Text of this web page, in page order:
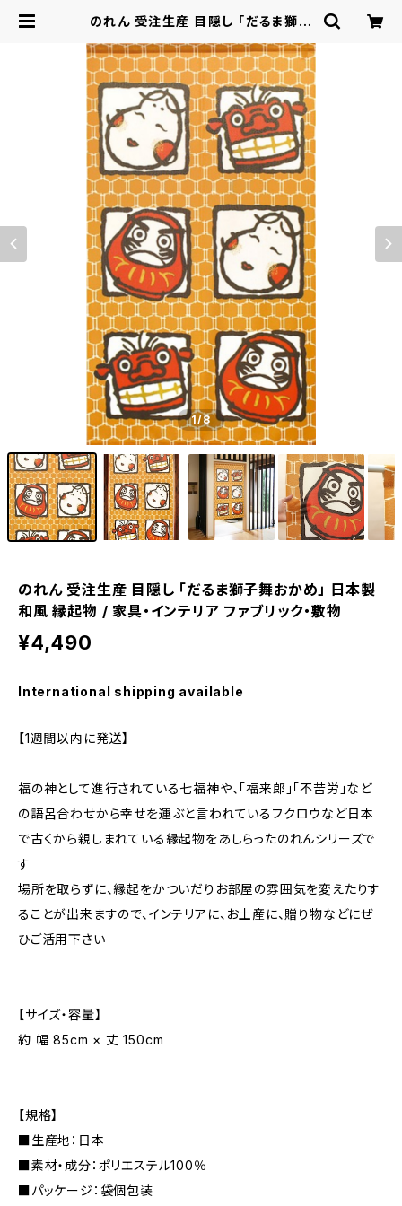
のれん 受注生産 目隠し 「だるま獅子
具・インテリア ファブリック・敷物 | ロ
シナンテ！オンライン - 総合ショッピ
ングサイト -
1/8
のれん 受注生産 目隠し 「だるま獅子舞おかめ」 日本製
和風 縁起物 / 家具・インテリア ファブリック・敷物
¥4,490
International shipping available
【1週間以内に発送】
福の神として進行されている七福神や、「福来郎」「不苦労」など
の語呂合わせから幸せを運ぶと言われているフクロウなど日本
で古くから親しまれている縁起物をあしらったのれんシリーズで
す
場所を取らずに、縁起をかついだりお部屋の雰囲気を変えたりす
ることが出来ますので、インテリアに、お土産に、贈り物などにぜ
ひご活用下さい
【サイズ・容量】
約 幅 85cm × 丈 150cm
【規格】
■生産地：日本
■素材・成分：ポリエステル100％
■パッケージ：袋個包装